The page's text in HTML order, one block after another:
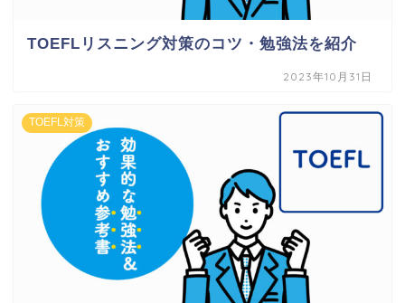
TOEFLリスニング対策のコツ・勉強法を紹介
2023年10月31日
TOEFL対策